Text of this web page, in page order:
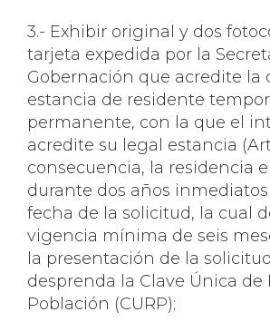
3.- Exhibir original y dos
tarjeta expedida por la
Gobernación que acredite la
estancia de residente
permanente, con la que el
acredite su legal estancia
consecuencia, la residencia
durante dos años
fecha de la solicitud, la cual
vigencia mínima de seis
la presentación de la
desprenda la Clave Única de
Población (CURP);